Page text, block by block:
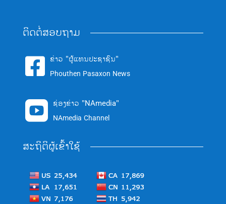
ຕິດຕໍ່ສອບຖາມ
 ຂ່າວ "ຜູ້ແທນປະຊາຊົນ"
Phouthen Pasaxon News
 ຊ່ອງຂ່າວ "NAmedia"
NAmedia Channel
ສະຖິຕິຜູ້ເຂົ້າໃຊ້